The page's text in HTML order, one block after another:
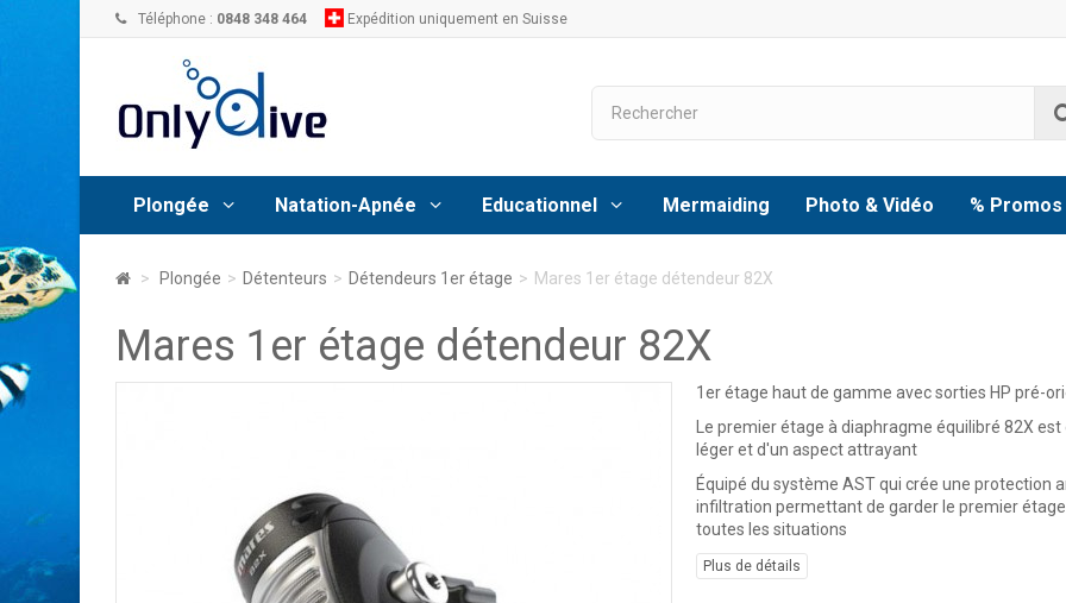
Téléphone : 0848 348 464 Expédition uniquement en Suisse
Plongée Natation-Apnée Educationnel Mermaiding Photo & Vidéo % Promos
> Plongée > Détenteurs > Détendeurs 1er étage > Mares 1er étage détendeur 82X
Mares 1er étage détendeur 82X
1er étage haut de gamme avec sorties HP pré-
Le premier étage à diaphragme équilibré 82X
léger et d'un aspect attrayant
Équipé du système AST qui crée une protection
infiltration permettant de garder le premier
toutes les situations
Plus de détails